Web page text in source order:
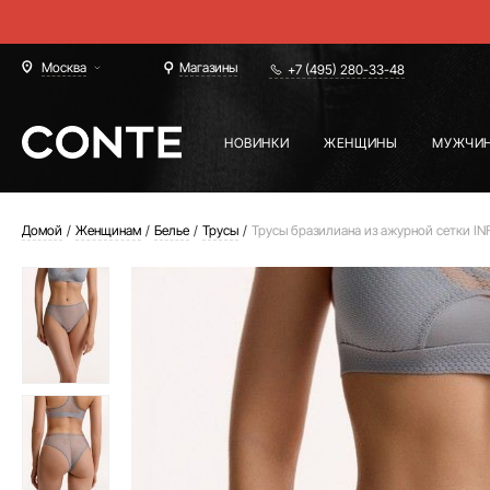
Москва Магазины +7 (495) 280-33-48
НОВИНКИ ЖЕНЩИНЫ
Домой Женщинам Белье Трусы Трусы бразилиана из ажурной сетки